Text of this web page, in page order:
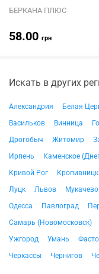
БЕРКАНА ПЛЮС
58.00 грн
Искать в других
Александрия Белая
Васильков
Винница
Дрогобыч
Житомир
Ирпень
Каменское
Кривой Рог
Луцк
Львов Мукачево
Одесса
Павлоград
Самарь (Новомосковск)
Ужгород
Умань
Черкассы
Чернигов